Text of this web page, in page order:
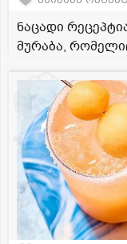
ნაცადი
მურაბა,